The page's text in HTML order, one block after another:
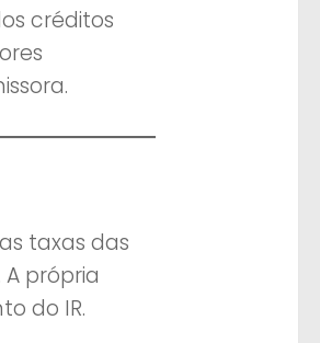
créditos
taxas das
própria
do IR.